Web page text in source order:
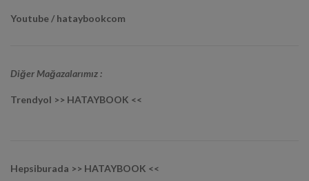
Youtube / hataybookcom
Diğer Mağazalarımız :
Trendyol >> HATAYBOOK <<
Hepsiburada >> HATAYBOOK <<